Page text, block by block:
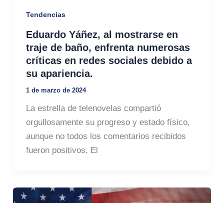
Tendencias
Eduardo Yáñez, al mostrarse en
traje de baño, enfrenta numerosas
críticas en redes sociales debido a
su apariencia.
1 de marzo de 2024
La estrella de telenovelas compartió
orgullosamente su progreso y estado físico,
aunque no todos los comentarios recibidos
fueron positivos. El